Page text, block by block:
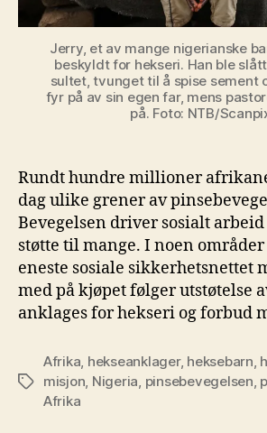
Jerry, et av mange nigerianske
beskyldt for hekseri. Han ble
sultet, tvunget til å spise sement
fyr på av sin egen far, mens
på. Foto: NTB/
Rundt hundre millioner
dag ulike grener av
Bevegelsen driver sosialt arbeid
støtte til mange. I noen områder
eneste sosiale sikkerhetsnettet
med på kjøpet følger utstøtelse
anklages for hekseri og forbud
Stikkord
Afrika, hekseanklager, heksebarn,
misjon, Nigeria, pinsebevegelsen,
Afrika